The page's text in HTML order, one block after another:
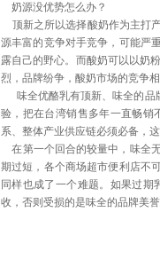
奶源没优势怎么办？
顶新之所以选择酸奶作为主打
源丰富的竞争对手竞争，可能严
露自己的野心。而酸奶可以以奶
烈，品牌纷争，酸奶市场的竞争
味全优酪乳有顶新、味全的品
验，把在台湾销售多年一直畅销
系、整体产业供应链必须必备，
在第一个回合的较量中，味全
期过短，各个商场超市便利店不
同样也成了一个难题。如果过
收，否则受损的是味全的品牌美